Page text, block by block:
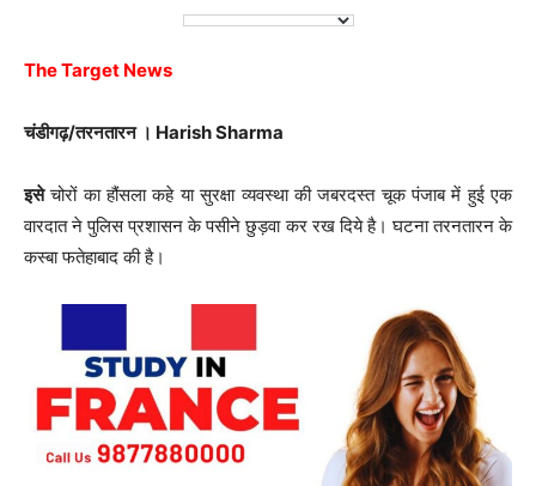
The Target News
चंडीगढ़/तरनतारन । Harish Sharma
इसेचोरों का हौंसला कहे या सुरक्षा व्यवस्था की जबरदस्त चूक पंजाब में हुई एक
वारदात ने पुलिस प्रशासन के पसीने छुड़वा कर रख दिये है। घटना तरनतारन के
कस्बा फतेहाबाद की है।